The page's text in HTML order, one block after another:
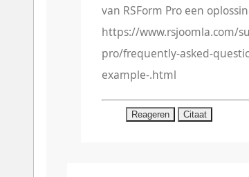
van RSForm Pro een
https://www.rsjoomla.com/
pro/frequently-asked-
example-.html
Reageren Citaat